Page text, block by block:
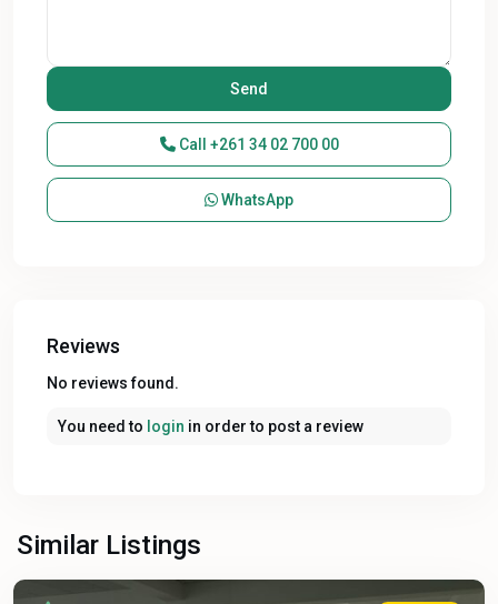
Call +261 34 02 700 00
WhatsApp
Reviews
No reviews found.
You need to login in order to post a review
Similar Listings